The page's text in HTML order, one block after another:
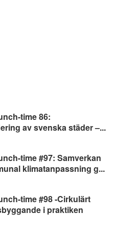
time 86:
av svenska städer –...
time #97: Samverkan
klimatanpassning g...
time #98 -Cirkulärt
i praktiken